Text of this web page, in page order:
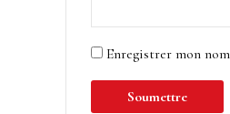
Enregistrer mon